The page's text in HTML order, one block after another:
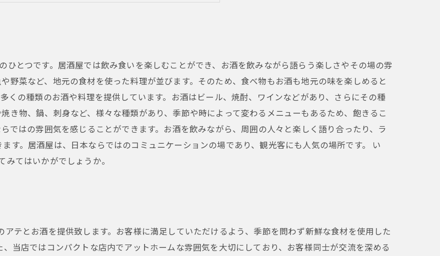
ひとつです。居酒屋では飲み食いを楽しむことができ、お酒を飲みながら語らう楽しさやその場の雰
野菜など、地元の食材を使った料理が並びます。そのため、食べ物もお酒も地元の味を楽しめると
くの種類のお酒や料理を提供しています。お酒はビール、焼酎、ワインなどがあり、さらにその種
き物、鍋、刺身など、様々な種類があり、季節や時によって変わるメニューもあるため、飽きるこ
ではの雰囲気を感じることができます。お酒を飲みながら、周囲の人々と楽しく語り合ったり、ラ
す。居酒屋は、日本ならではのコミュニケーションの場であり、観光客にも人気の場所です。 い
てはいかがでしょうか。
アテとお酒を提供致します。お客様に満足していただけるよう、季節を問わず新鮮な食材を使用した
当店ではコンパクトな店内でアットホームな雰囲気を大切にしており、お客様同士が交流を深める